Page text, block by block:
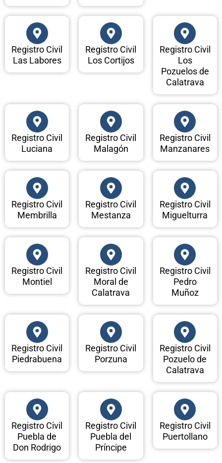
Registro Civil
Las Labores
Registro Civil
Los Cortijos
Registro Civil
Los
Pozuelos de
Calatrava
Registro Civil
Luciana
Registro Civil
Malagón
Registro Civil
Manzanares
Registro Civil
Membrilla
Registro Civil
Mestanza
Registro Civil
Miguelturra
Registro Civil
Montiel
Registro Civil
Moral de
Calatrava
Registro Civil
Pedro
Muñoz
Registro Civil
Piedrabuena
Registro Civil
Porzuna
Registro Civil
Pozuelo de
Calatrava
Registro Civil
Puebla de
Don Rodrigo
Registro Civil
Puebla del
Príncipe
Registro Civil
Puertollano